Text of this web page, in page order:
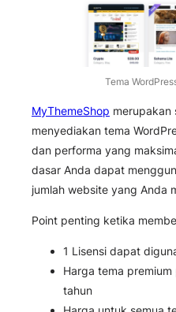
Tema
MyThemeShop merupakan
menyediakan tema
dan performa yang
dasar Anda dapat
jumlah website yang Anda
Point penting ketika
1 Lisensi dapat
Harga tema
tahun